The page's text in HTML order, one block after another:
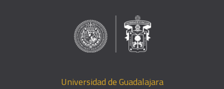
Universidad de Guadalajara